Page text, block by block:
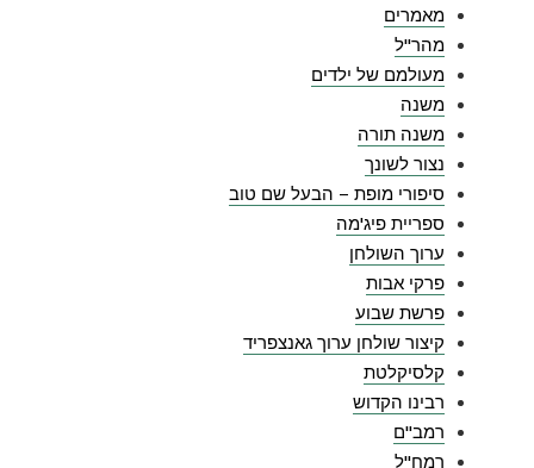
מאמרים
מהר"ל
מעולמם של ילדים
משנה
משנה תורה
נצור לשונך
סיפורי מופת – הבעל שם טוב
ספריית פיג'מה
ערוך השולחן
פרקי אבות
פרשת שבוע
קיצור שולחן ערוך גאנצפריד
קלסיקלטת
רבינו הקדוש
רמב"ם
רמח"ל